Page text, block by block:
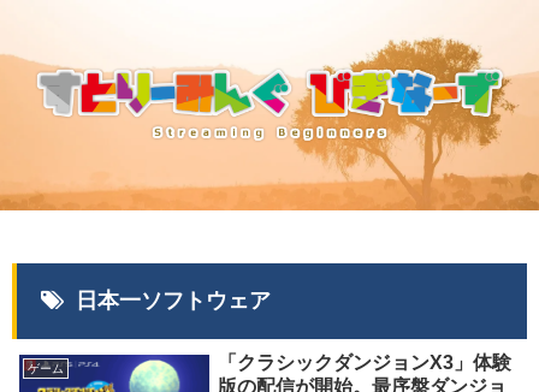
日本一ソフトウェア
ゲーム
「クラシックダンジョンX3」体験
版の配信が開始。最序盤ダンジョ